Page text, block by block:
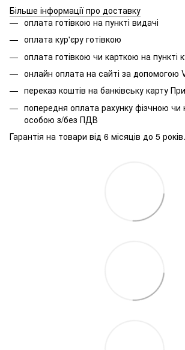
Більше інформації про доставку
оплата готівкою на пункті видачі
оплата кур'єру готівкою
оплата готівкою чи карткою на пункті
онлайн оплата на сайті за допомогою
переказ коштів на банківську карту
попередня оплата рахунку фізчною
особою з/без ПДВ
Гарантія на товари від 6 місяців до 5 років.